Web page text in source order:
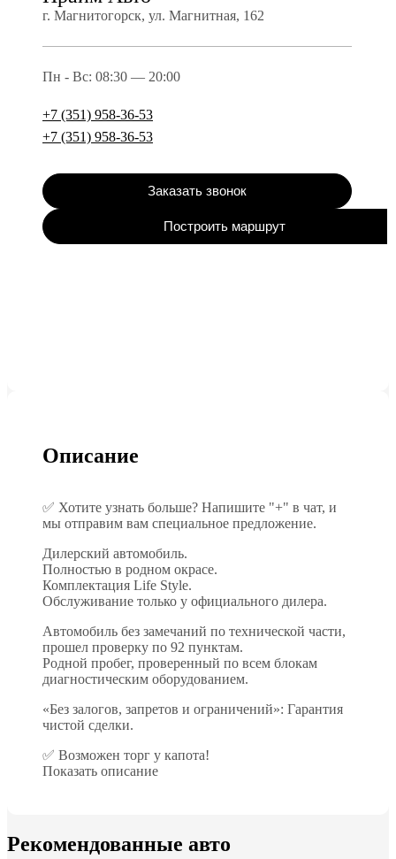
г. Магнитогорск, ул. Магнитная, 162
Пн - Вс: 08:30 — 20:00
+7 (351) 958-36-53
+7 (351) 958-36-53
Заказать звонок
Построить маршрут
Описание
✅ Хотите узнать больше? Напишите "+" в чат, и
мы отправим вам специальное предложение.
Дилерский автомобиль.
Полностью в родном окрасе.
Комплектация Life Style.
Обслуживание только у официального дилера.
Автомобиль без замечаний по технической части,
прошел проверку по 92 пунктам.
Родной пробег, проверенный по всем блокам
диагностическим оборудованием.
«Без залогов, запретов и ограничений»: Гарантия
чистой сделки.
✅ Возможен торг у капота!
Показать описание
Рекомендованные авто